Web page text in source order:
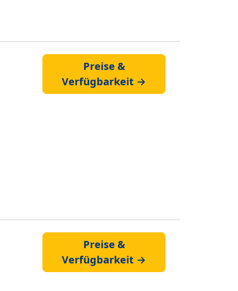
Preise &
Verfügbarkeit →
Preise &
Verfügbarkeit →